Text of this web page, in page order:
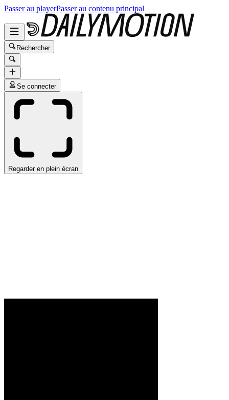
Passer au playerPasser au contenu principal
Rechercher
Se connecter
Regarder en plein écran